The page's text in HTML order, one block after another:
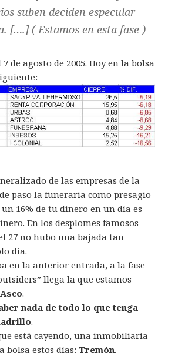
suben deciden especular
[….] ( Estamos en esta fase )
de agosto de 2005. Hoy en la bolsa
de las empresas de la
paso la funeraria como presagio
16% de tu dinero en un día es
En los desplomes famosos
27 no hubo una bajada tan
día.
en la anterior entrada, a la fase
llega la que estamos
Asco.
nada de todo lo que tenga
.
está cayendo, una inmobiliaria
bolsa estos días:Tremón.